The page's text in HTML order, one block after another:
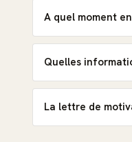
A quel moment
Quelles
La lettre de